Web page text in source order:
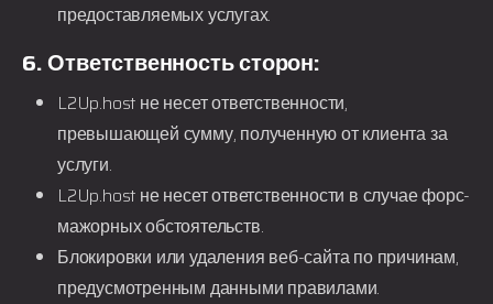
предоставляемых услугах.
6. Ответственность сторон:
L2Up.host не несет ответственности,
превышающей сумму, полученную от клиента за
услуги.
L2Up.host не несет ответственности в случае форс-
мажорных обстоятельств.
Блокировки или удаления веб-сайта по причинам,
предусмотренным данными правилами.